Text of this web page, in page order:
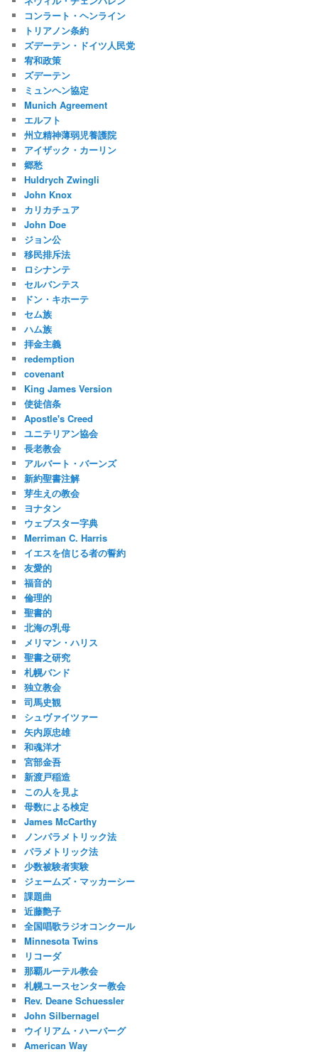
コンラート・ヘンライン
トリアノン条約
ズデーテン・ドイツ人民党
宥和政策
ズデーテン
ミュンヘン協定
Munich Agreement
エルフト
州立精神薄弱児養護院
アイザック・カーリン
郷愁
Huldrych Zwingli
John Knox
カリカチュア
John Doe
ジョン公
移民排斥法
ロシナンテ
セルバンテス
ドン・キホーテ
セム族
ハム族
拝金主義
redemption
covenant
King James Version
使徒信条
Apostle's Creed
ユニテリアン協会
長老教会
アルバート・バーンズ
新約聖書注解
芽生えの教会
ヨナタン
ウェブスター字典
Merriman C. Harris
イエスを信じる者の誓約
友愛的
福音的
倫理的
聖書的
北海の乳母
メリマン・ハリス
聖書之研究
札幌バンド
独立教会
司馬史観
シュヴァイツァー
矢内原忠雄
和魂洋才
宮部金吾
新渡戸稲造
この人を見よ
母数による検定
James McCarthy
ノンパラメトリック法
パラメトリック法
少数被験者実験
ジェームズ・マッカーシー
課題曲
近藤艶子
全国唱歌ラジオコンクール
Minnesota Twins
リコーダ
那覇ルーテル教会
札幌ユースセンター教会
Rev. Deane Schuessler
John Silbernagel
ウイリアム・ハーバーグ
American Way